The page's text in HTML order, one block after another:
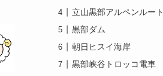
立山黒部アルペンルート
黒部ダム
朝日ヒスイ海岸
黒部峡谷トロッコ電車